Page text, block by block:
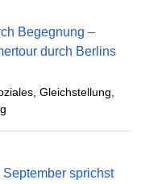
Begegnung –
durch Berlins
Gleichstellung,
sprichst